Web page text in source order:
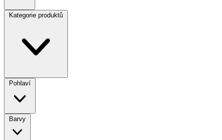
Kategorie produktů
Pohlaví
Barvy